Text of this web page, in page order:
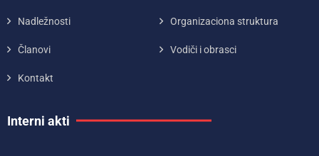
Nadležnosti Organizaciona struktura
Članovi Vodiči i obrasci
Kontakt
Interni akti